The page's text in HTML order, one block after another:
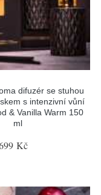
difuzér se stuhou
s intenzivní vůní
& Vanilla Warm 150
ml
Kč